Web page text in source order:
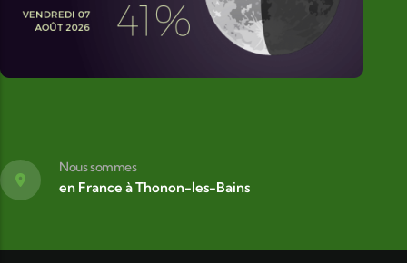
Nous sommes
en France à Thonon-les-Bains